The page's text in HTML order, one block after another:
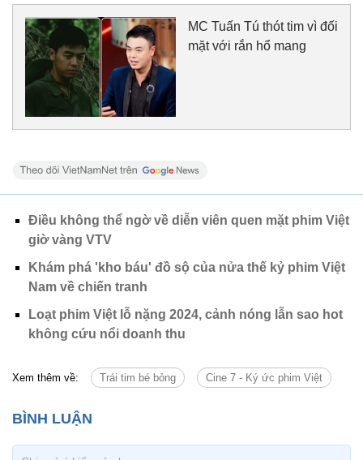
MC Tuấn Tú thót tim vì đối
mặt với rắn hổ mang
Điều không thể ngờ về diễn viên quen mặt phim Việt
giờ vàng VTV
Khám phá 'kho báu' đồ sộ của nửa thế kỷ phim Việt
Nam về chiến tranh
Loạt phim Việt lỗ nặng 2024, cảnh nóng lẫn sao hot
không cứu nổi doanh thu
Xem thêm về: Trái tim bé bỏng Cine 7 - Ký ức phim Việt